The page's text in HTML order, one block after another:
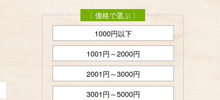
〈 価格で選ぶ 〉
1000円以下
1001円～2000円
2001円～3000円
3001円～5000円